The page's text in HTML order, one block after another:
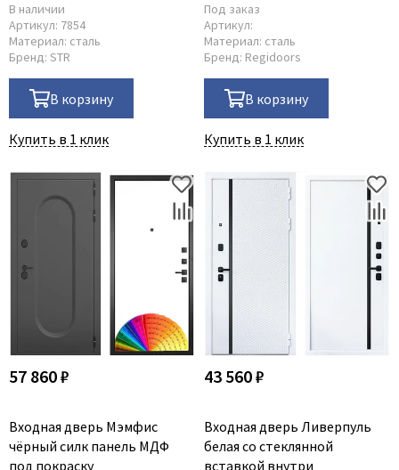
морёный внутри панель с
зеркалом оптима макси
В наличии
Артикул: 7854
Материал: сталь
Бренд: STR
В корзину
Купить в 1 клик
Под заказ
Артикул:
Материал: сталь
Бренд: Regidoors
В корзину
Купить в 1 клик
57 860 ₽
Входная дверь Мэмфис
чёрный силк панель МДФ
под покраску
43 560 ₽
Входная дверь Ливерпуль
белая со стеклянной
вставкой внутри